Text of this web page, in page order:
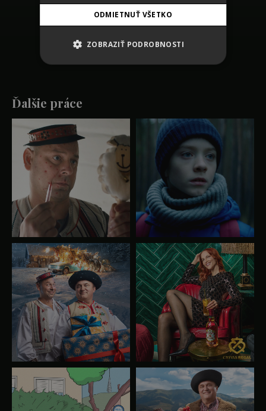
SHARE
Ďalšie práce
ODMIETNUŤ VŠETKO
ZOBRAZIŤ PODROBNOSTI